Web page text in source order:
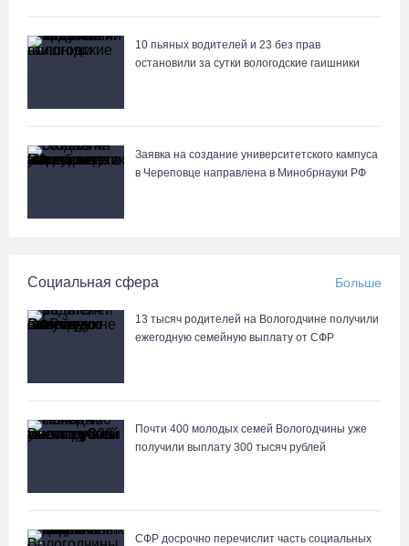
10 пьяных водителей и 23 без прав
остановили за сутки вологодские гаишники
Заявка на создание университетского кампуса
в Череповце направлена в Минобрнауки РФ
Социальная сфера Больше
13 тысяч родителей на Вологодчине получили
ежегодную семейную выплату от СФР
Почти 400 молодых семей Вологодчины уже
получили выплату 300 тысяч рублей
СФР досрочно перечислит часть социальных